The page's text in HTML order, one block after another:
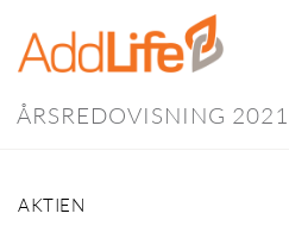
ÅRSREDOVISNING 2021
AKTIEN